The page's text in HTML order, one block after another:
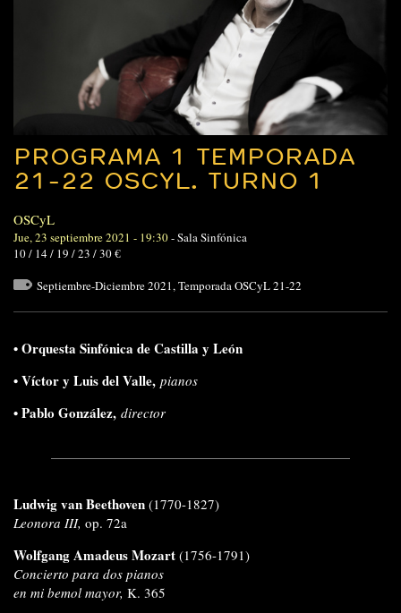
PROGRAMA 1 TEMPORADA
21-22 OSCYL. TURNO 1
OSCyL
Jue, 23 septiembre 2021 - 19:30-Sala Sinfónica
10 / 14 / 19 / 23 / 30 €
Septiembre-Diciembre 2021,Temporada OSCyL 21-22
•Orquesta Sinfónica de Castilla y León
•Víctor y Luis del Valle, pianos
•Pablo González, director
Ludwig van Beethoven (1770-1827)
Leonora III, op. 72a
Wolfgang Amadeus Mozart (1756-1791)
Concierto para dos pianos
en mi bemol mayor, K. 365